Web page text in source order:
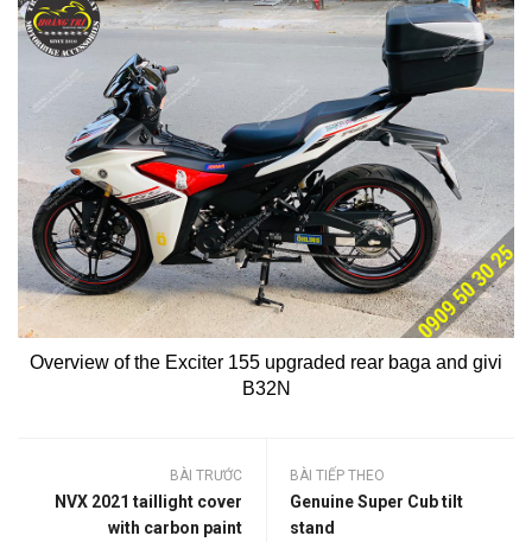
Overview of the Exciter 155 upgraded rear baga and givi
B32N
BÀI TRƯỚC
NVX 2021 taillight cover
with carbon paint
BÀI TIẾP THEO
Genuine Super Cub tilt
stand